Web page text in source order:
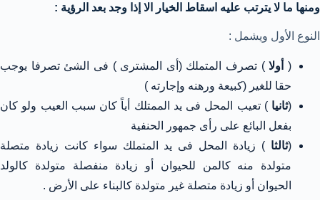
ومنها ما لا يترتب عليه اسقاط الخيار الا إذا وجد بعد الرؤية :
النوع الأول ويشمل :
( أولا) تصرف المتملك (أى المشترى ) فى الشئ تصرفا يوجب
حقا للغير (كبيعة ورهنه وإجارته )
(ثانيا ) تعيب المحل فى يد الممتلك أياً كان سبب العيب ولو كان
بفعل البائع على رأى جمهور الحنفية
(ثالثا ) زيادة المحل فى يد المتملك سواء كانت زيادة متصلة
متولدة منه كالمن للحيوان أو زيادة منفصلة متولدة كالولد
الحيوان أو زيادة متصلة غير متولدة كالبناء على الأرض .